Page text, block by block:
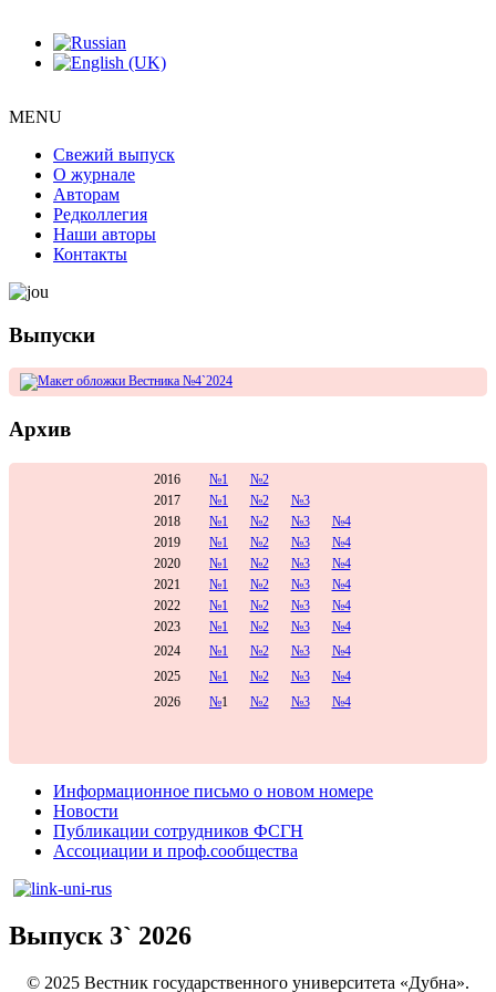
MENU
Свежий выпуск
О журнале
Авторам
Редколлегия
Наши авторы
Контакты
Выпуски
Архив
2016 №1
№2
2017
№1 №2
№3
2018
№1 №2 №3
№4
2019
№1 №2 №3
№4
2020
№1 №2 №3
№4
2021
№1 №2 №3
№4
2022
№1 №2 №3
№4
2023
№1 №2 №3
№4
2024
№1 №2 №3
№4
2025
№1 №2 №3
№4
2026
№1 №2 №3 №4
Информационное письмо о новом номере
Новости
Публикации сотрудников ФСГН
Ассоциации и проф.сообщества
Выпуск 3` 2026
© 2025 Вестник государственного университета «Дубна».